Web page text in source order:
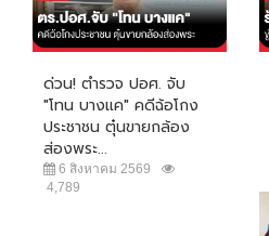
ด่วน! ตำรวจ ปอศ. จับ
"โทน บางแค" คดีฉ้อโกง
ประชาชน ตุ๋นขายกล้อง
ส่องพระ...
6 สิงหาคม 2569
4,789